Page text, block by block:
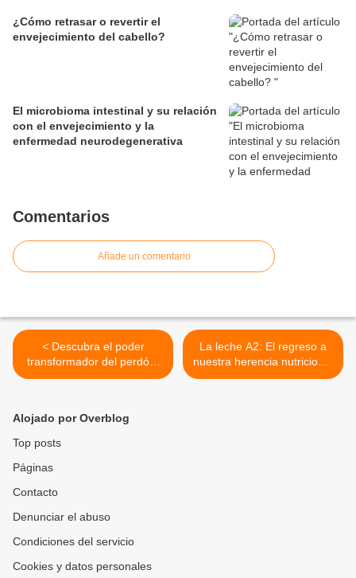
¿Cómo retrasar o revertir el
envejecimiento del cabello?
El microbioma intestinal y su relación
con el envejecimiento y la
enfermedad neurodegenerativa
Comentarios
Añade un comentario
< Descubra el poder
transformador del perdón:
regálese la paz que merece
La leche A2: El regreso a
nuestra herencia nutricional
ancestral >
Alojado por Overblog
Top posts
Páginas
Contacto
Denunciar el abuso
Condiciones del servicio
Cookies y datos personales